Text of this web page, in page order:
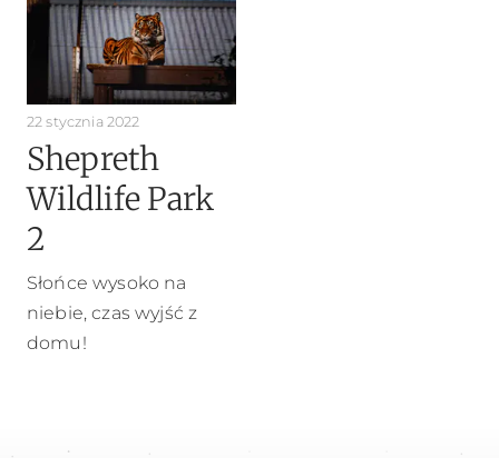
22 stycznia 2022
Shepreth
Wildlife Park
2
Słońce wysoko na
niebie, czas wyjść z
domu!